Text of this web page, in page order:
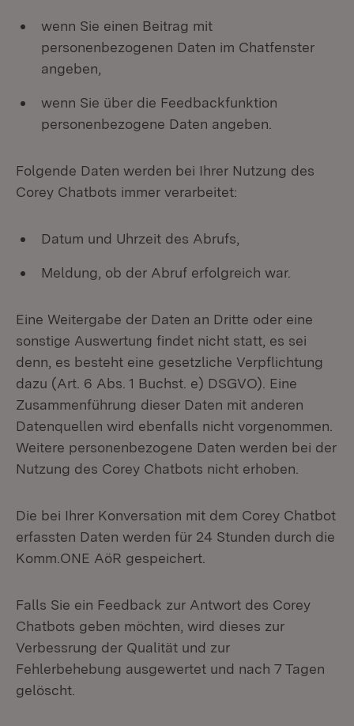
wenn Sie einen Beitrag mit
personenbezogenen Daten im Chatfenster
angeben,
wenn Sie über die Feedbackfunktion
personenbezogene Daten angeben.
Folgende Daten werden bei Ihrer Nutzung des
Corey Chatbots immer verarbeitet:
Datum und Uhrzeit des Abrufs,
Meldung, ob der Abruf erfolgreich war.
Eine Weitergabe der Daten an Dritte oder eine
sonstige Auswertung findet nicht statt, es sei
denn, es besteht eine gesetzliche Verpflichtung
dazu (Art. 6 Abs. 1 Buchst. e) DSGVO). Eine
Zusammenführung dieser Daten mit anderen
Datenquellen wird ebenfalls nicht vorgenommen.
Weitere personenbezogene Daten werden bei der
Nutzung des Corey Chatbots nicht erhoben.
Die bei Ihrer Konversation mit dem Corey Chatbot
erfassten Daten werden für 24 Stunden durch die
Komm.ONE AöR gespeichert.
Falls Sie ein Feedback zur Antwort des Corey
Chatbots geben möchten, wird dieses zur
Verbessrung der Qualität und zur
Fehlerbehebung ausgewertet und nach 7 Tagen
gelöscht.